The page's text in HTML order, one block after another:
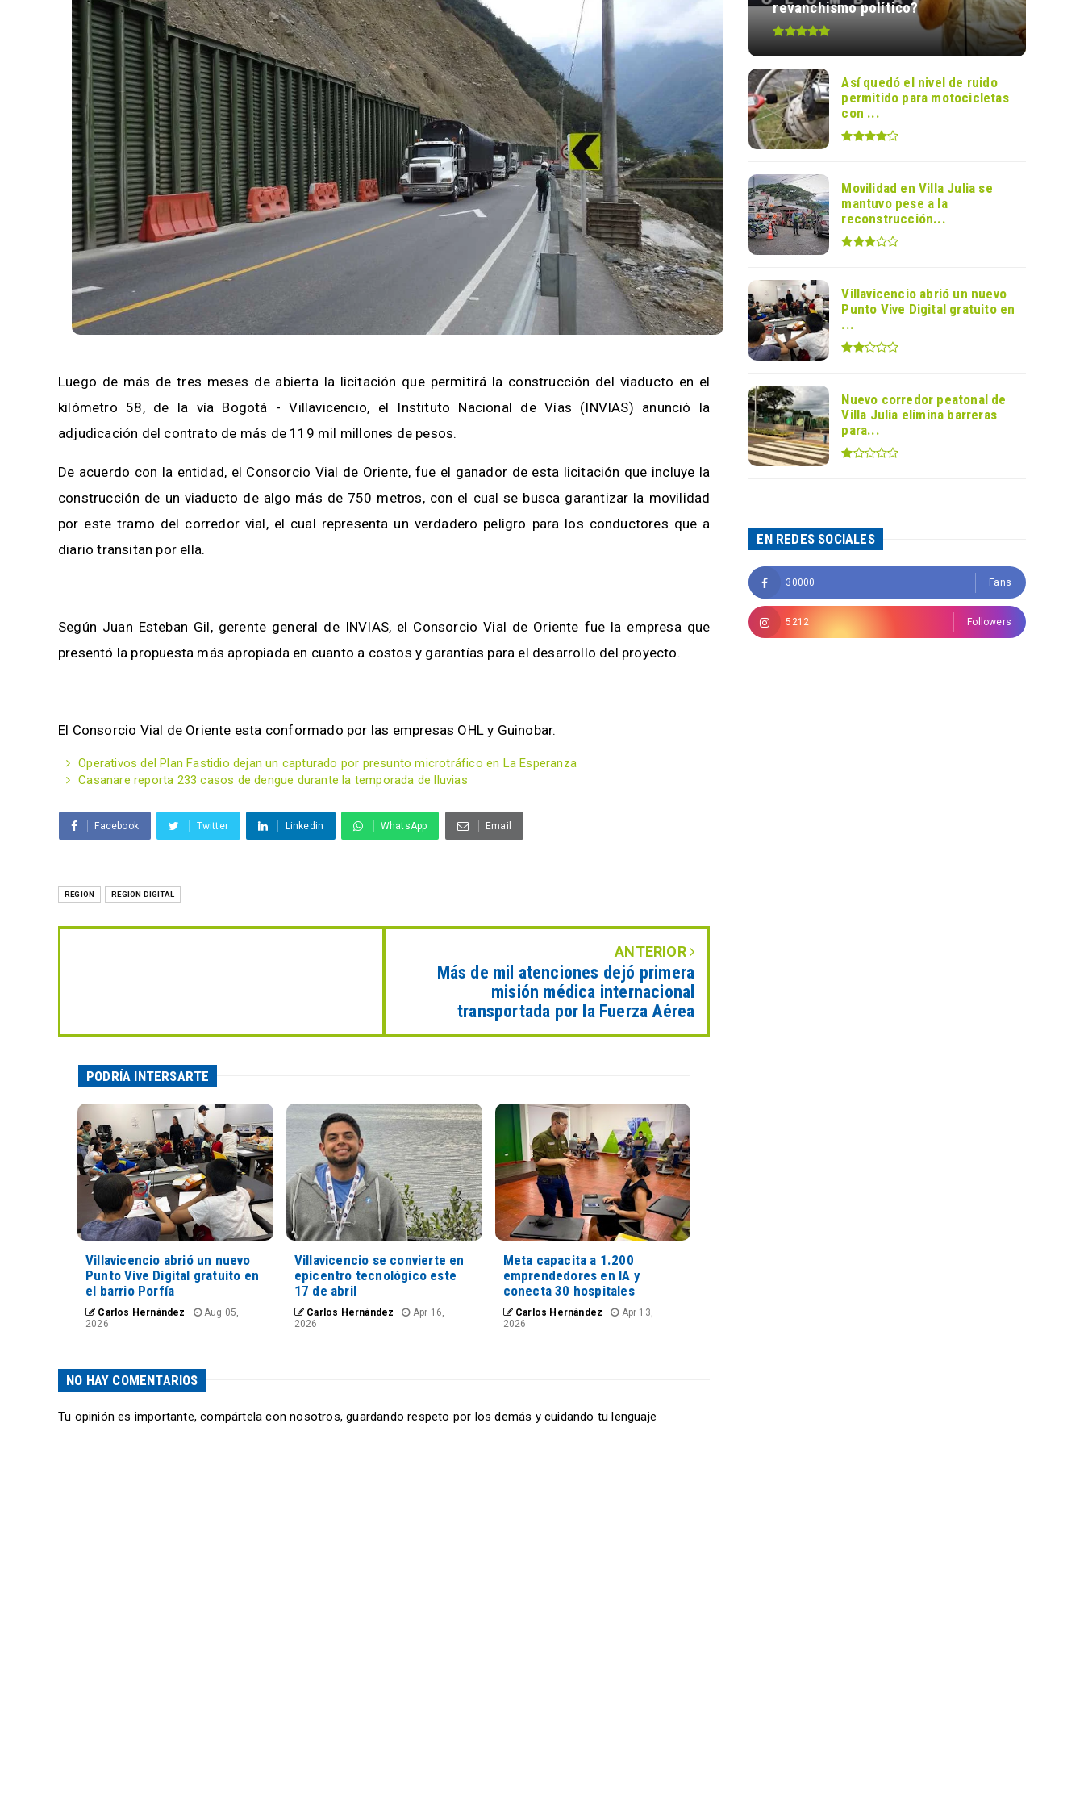
Luego de más de tres meses de abierta la licitación que permitirá la construcción del viaducto en el
kilómetro 58, de la vía Bogotá - Villavicencio, el Instituto Nacional de Vías (INVIAS) anunció la
adjudicación del contrato de más de 119 mil millones de pesos.
De acuerdo con la entidad, el Consorcio Vial de Oriente, fue el ganador de esta licitación que incluye la
construcción de un viaducto de algo más de 750 metros, con el cual se busca garantizar la movilidad
por este tramo del corredor vial, el cual representa un verdadero peligro para los conductores que a
diario transitan por ella.
Según Juan Esteban Gil, gerente general de INVIAS, el Consorcio Vial de Oriente fue la empresa que
presentó la propuesta más apropiada en cuanto a costos y garantías para el desarrollo del proyecto.
El Consorcio Vial de Oriente esta conformado por las empresas OHL y Guinobar.
Operativos del Plan Fastidio dejan un capturado por presunto microtráfico en La Esperanza
Casanare reporta 233 casos de dengue durante la temporada de lluvias
Facebook Twitter Linkedin WhatsApp Email
REGIÓN REGIÓN DIGITAL
ANTERIOR
Más de mil atenciones dejó primera
misión médica internacional
transportada por la Fuerza Aérea
PODRÍA INTERSARTE
Villavicencio abrió un nuevo
Punto Vive Digital gratuito en
el barrio Porfía
Carlos Hernández
Aug 05,
2026
Villavicencio se convierte en
epicentro tecnológico este
17 de abril
Carlos Hernández
Apr 16,
2026
Meta capacita a 1.200
emprendedores en IA y
conecta 30 hospitales
Carlos Hernández
Apr 13,
2026
NO HAY COMENTARIOS
Tu opinión es importante, compártela con nosotros, guardando respeto por los demás y cuidando tu lenguaje
revanchismo político?
Así quedó el nivel de ruido
permitido para motocicletas
con ...
Movilidad en Villa Julia se
mantuvo pese a la
reconstrucción...
Villavicencio abrió un nuevo
Punto Vive Digital gratuito en
...
Nuevo corredor peatonal de
Villa Julia elimina barreras
para...
EN REDES SOCIALES
30000 Fans
5212 Followers